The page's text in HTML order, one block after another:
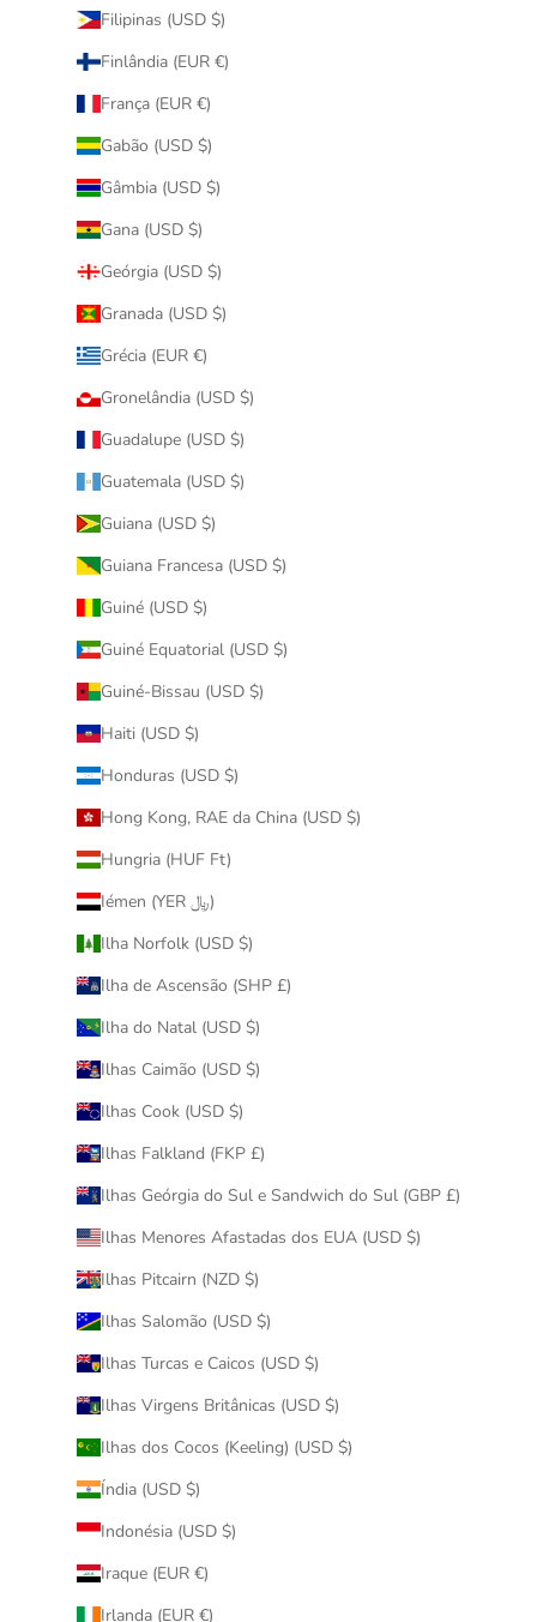
Filipinas (USD $)
Finlândia (EUR €)
França (EUR €)
Gabão (USD $)
Gâmbia (USD $)
Gana (USD $)
Geórgia (USD $)
Granada (USD $)
Grécia (EUR €)
Gronelândia (USD $)
Guadalupe (USD $)
Guatemala (USD $)
Guiana (USD $)
Guiana Francesa (USD $)
Guiné (USD $)
Guiné Equatorial (USD $)
Guiné-Bissau (USD $)
Haiti (USD $)
Honduras (USD $)
Hong Kong, RAE da China (USD $)
Hungria (HUF Ft)
Iémen (YER ﷼)
Ilha Norfolk (USD $)
Ilha de Ascensão (SHP £)
Ilha do Natal (USD $)
Ilhas Caimão (USD $)
Ilhas Cook (USD $)
Ilhas Falkland (FKP £)
Ilhas Geórgia do Sul e Sandwich do Sul (GBP £)
Ilhas Menores Afastadas dos EUA (USD $)
Ilhas Pitcairn (NZD $)
Ilhas Salomão (USD $)
Ilhas Turcas e Caicos (USD $)
Ilhas Virgens Britânicas (USD $)
Ilhas dos Cocos (Keeling) (USD $)
Índia (USD $)
Indonésia (USD $)
Iraque (EUR €)
Irlanda (EUR €)